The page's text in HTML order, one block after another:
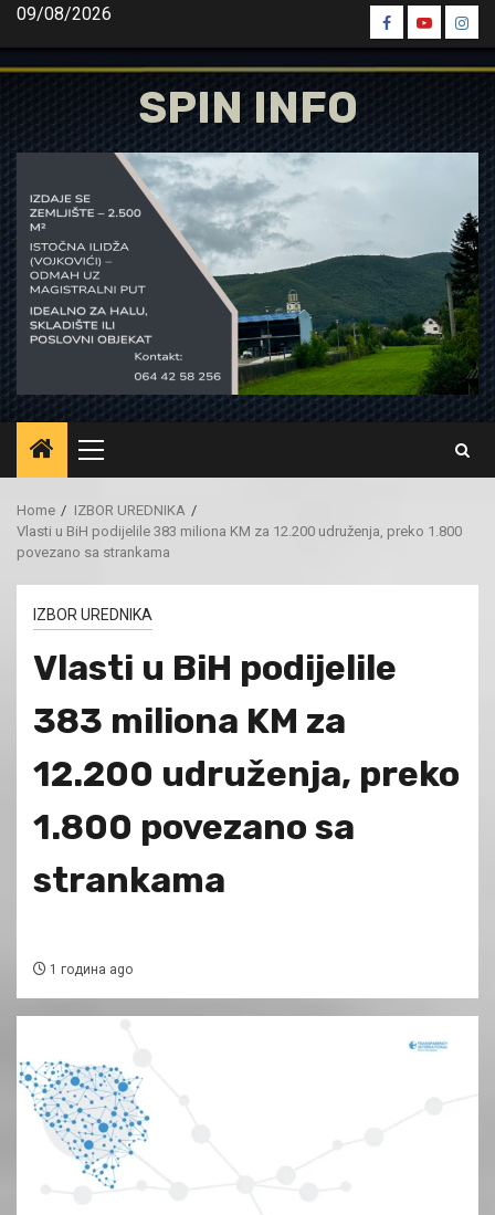
Skip
content
09/08/2026
Spin
Facebook
Spin
Youtube
Spin
SPIN INFO
Primary
Menu
Home
IZBOR UREDNIKA
Vlasti u BiH podijelile 383 miliona KM za 12.200 udruženja, preko 1.800
povezano sa strankama
IZBOR UREDNIKA
Vlasti u BiH podijelile
383 miliona KM za
12.200 udruženja, preko
1.800 povezano sa
strankama
1 година ago